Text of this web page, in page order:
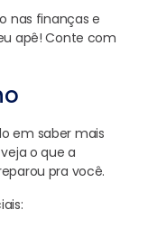
nas finanças e
apê! Conte com
em saber mais
o que a
pra você.